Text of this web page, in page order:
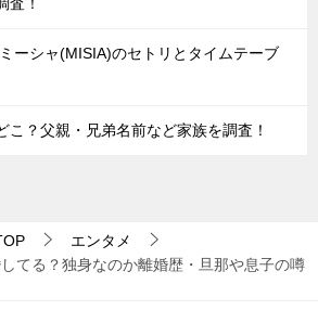
ーシャ(MISIA)のセトリとタイムテーブ
こ？父親・兄弟名前など家族を調査！
エンタメ
てる？独身なのか離婚歴・旦那や息子の噂